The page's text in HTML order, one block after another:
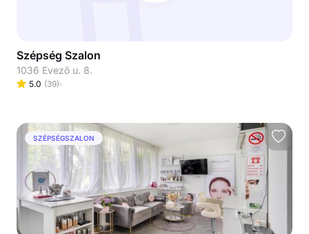
Szépség Szalon
1036 Evező u. 8.
5.0 (39)
SZÉPSÉGSZALON